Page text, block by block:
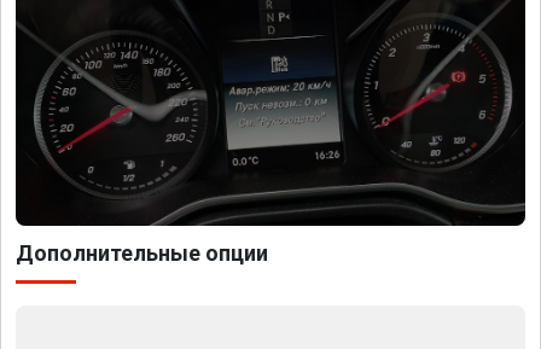
Дополнительные опции